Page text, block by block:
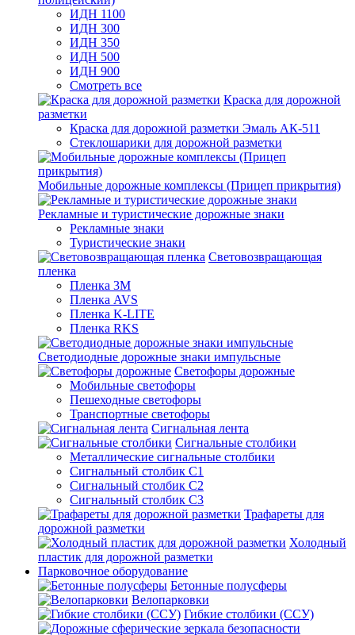
ИДН 1100
ИДН 300
ИДН 350
ИДН 500
ИДН 900
Смотреть все
Краска для дорожной
разметки
Краска для дорожной разметки Эмаль АК-511
Стеклошарики для дорожной разметки
Мобильные дорожные комплексы (Прицеп прикрытия)
Рекламные и туристические дорожные знаки
Рекламные знаки
Туристические знаки
Световозвращающая
пленка
Пленка 3М
Пленка AVS
Пленка K-LITE
Пленка RKS
Светодиодные дорожные знаки импульсные
Светофоры дорожные
Мобильные светофоры
Пешеходные светофоры
Транспортные светофоры
Сигнальная лента
Сигнальные столбики
Металлические сигнальные столбики
Сигнальный столбик С1
Сигнальный столбик С2
Сигнальный столбик С3
Трафареты для
дорожной разметки
Холодный
пластик для дорожной разметки
Парковочное оборудование
Бетонные полусферы
Велопарковки
Гибкие столбики (ССУ)